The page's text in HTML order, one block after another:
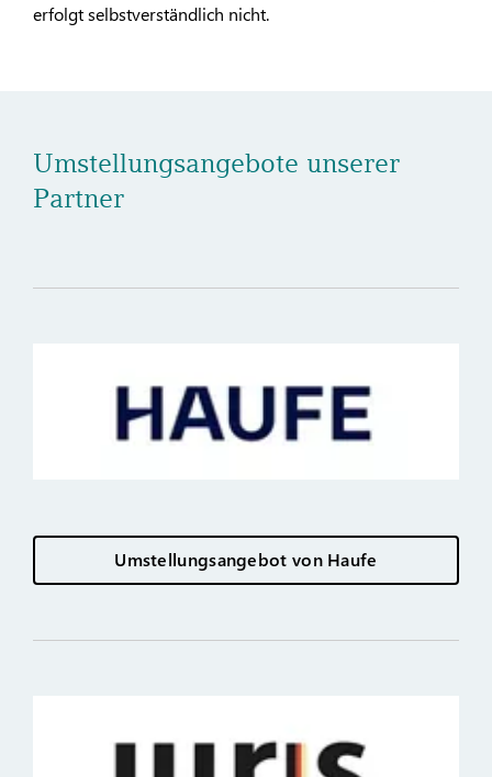
erfolgt selbstverständlich nicht.
Umstellungsangebote unserer
Partner
Umstellungsangebot von Haufe